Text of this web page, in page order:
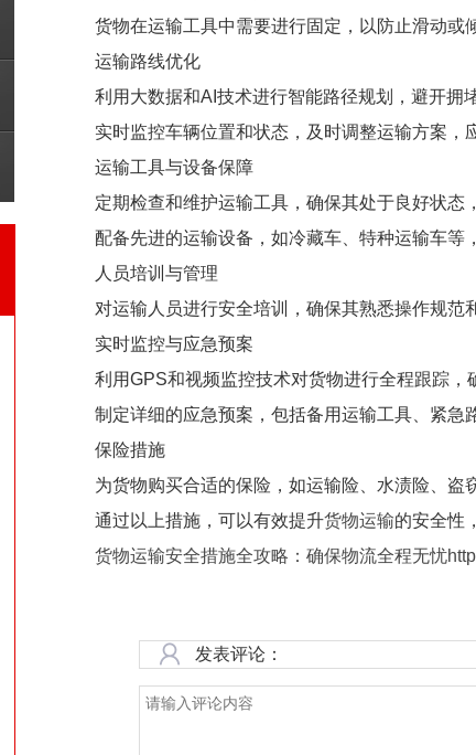
货物在运输工具中需要进行固定，以防止滑动或
运输路线优化
利用大数据和AI技术进行智能路径规划，避开拥
实时监控车辆位置和状态，及时调整运输方案，
运输工具与设备保障
定期检查和维护运输工具，确保其处于良好状态
配备先进的运输设备，如冷藏车、特种运输车等
人员培训与管理
对运输人员进行安全培训，确保其熟悉操作规范
实时监控与应急预案
利用GPS和视频监控技术对货物进行全程跟踪，
制定详细的应急预案，包括备用运输工具、紧急
保险措施
为货物购买合适的保险，如运输险、水渍险、盗
通过以上措施，可以有效提升货物运输的安全性
货物运输安全措施全攻略：确保物流全程无忧
发表评论：